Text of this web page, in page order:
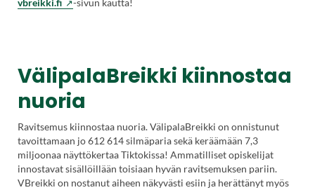
vbreikki.fi
uuteen
välilehteen.)
-sivun kautta!
VälipalaBreikki kiinnostaa
nuoria
Ravitsemus kiinnostaa nuoria. VälipalaBreikki on onnistunut
tavoittamaan jo 612 614 silmäparia sekä keräämään 7,3
miljoonaa näyttökertaa Tiktokissa! Ammatilliset opiskelijat
innostavat sisällöillään toisiaan hyvän ravitsemuksen pariin.
VBreikki on nostanut aiheen näkyvästi esiin ja herättänyt myös